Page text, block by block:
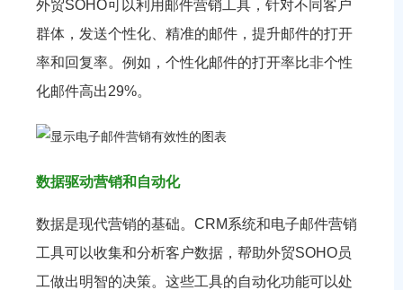
外贸SOHO可以利用邮件营销工具，针对不同客户
群体，发送个性化、精准的邮件，提升邮件的打开
率和回复率。例如，个性化邮件的打开率比非个性
化邮件高出29%。
数据驱动营销和自动化
数据是现代营销的基础。CRM系统和电子邮件营销
工具可以收集和分析客户数据，帮助外贸SOHO员
工做出明智的决策。这些工具的自动化功能可以处